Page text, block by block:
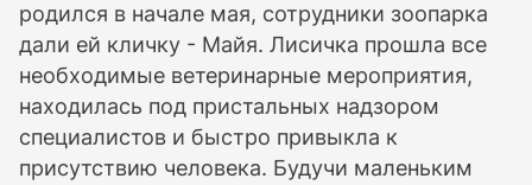
родился в начале мая, сотрудники зоопарка
дали ей кличку - Майя. Лисичка прошла все
необходимые ветеринарные мероприятия,
находилась под пристальных надзором
специалистов и быстро привыкла к
присутствию человека. Будучи маленьким